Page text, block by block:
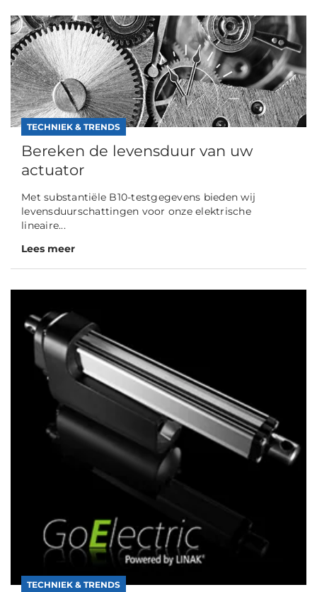
TECHNIEK & TRENDS
Bereken de levensduur van uw
actuator
Met substantiële B10-testgegevens bieden wij
levensduurschattingen voor onze elektrische
lineaire...
Lees meer
TECHNIEK & TRENDS